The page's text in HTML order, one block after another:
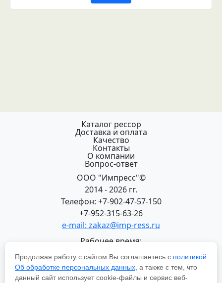
Каталог рессор
Доставка и оплата
Качество
Контакты
О компании
Вопрос-ответ
ООО "Импресс"©
2014 - 2026 гг.
Телефон: +7-902-47-57-150
+7-952-315-63-26
e-mail: zakaz@imp-ress.ru
Рабочее время:
пн-пт 08:00-18:00 (МСК+2)
618200, Пермский край
г.Чусовой, ул. Халтурина, 22
Продолжая работу с сайтом Вы соглашаетесь с политикой
Об обработке персональных данных , а также с тем, что
данный сайт использует cookie-файлы и сервис веб-